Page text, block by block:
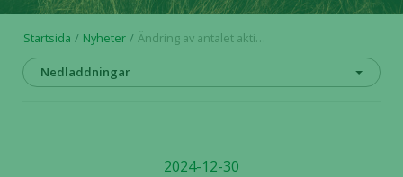
Startsida Nyheter Ändring av antalet aktier och röster i Alligator Bioscience
Nedladdningar
2024-12-30